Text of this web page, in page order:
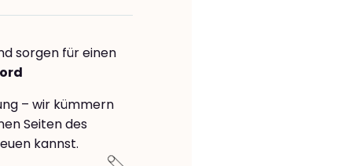
sorgen für einen
– wir kümmern
Seiten des
kannst.